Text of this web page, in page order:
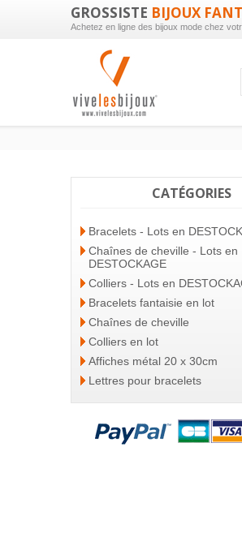
GROSSISTE BIJOUX
Achetez en ligne des bijoux mode chez
CATÉGORIES
Bracelets - Lots en
Chaînes de cheville - Lots en
DESTOCKAGE
Colliers - Lots en
Bracelets fantaisie en lot
Chaînes de cheville
Colliers en lot
Affiches métal 20 x 30cm
Lettres pour bracelets